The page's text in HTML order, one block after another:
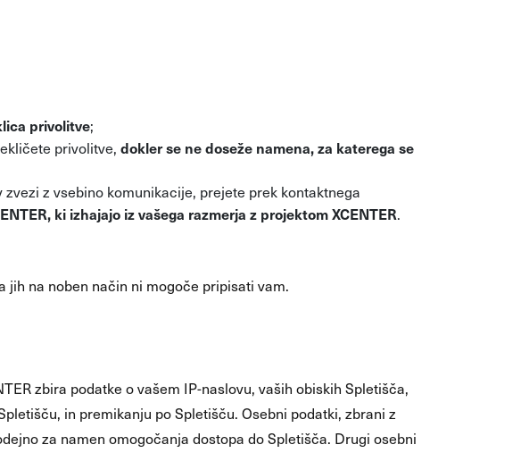
privolitve;
privolitve, dokler se ne doseže namena, za katerega se
z vsebino komunikacije, prejete prek kontaktnega
, ki izhajajo iz vašega razmerja z projektomXCENTER.
jih na noben način ni mogoče pripisati vam.
zbira podatke o vašem IP-naslovu, vaših obiskih Spletišča,
in premikanju po Spletišču. Osebni podatki, zbrani z
za namen omogočanja dostopa do Spletišča. Drugi osebni